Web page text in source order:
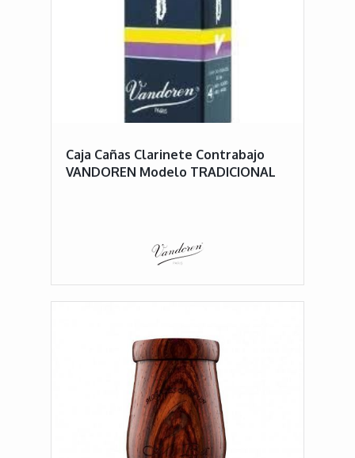
Caja Cañas Clarinete Contrabajo
VANDOREN Modelo TRADICIONAL